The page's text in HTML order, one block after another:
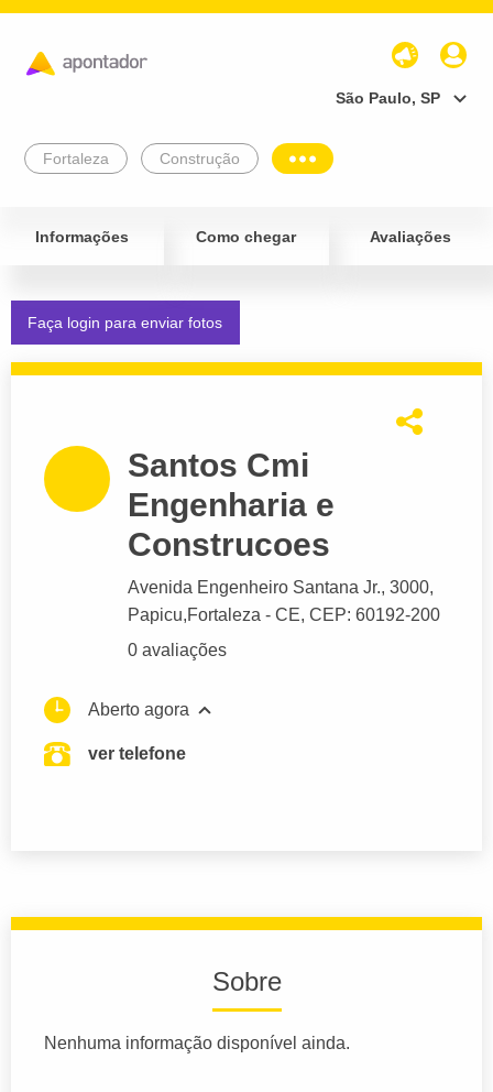
São Paulo, SP
Fortaleza Construção
Informações Como chegar Avaliações
Faça login para enviar fotos
Santos Cmi
Engenharia e
Construcoes
Avenida Engenheiro Santana Jr., 3000,
Papicu,Fortaleza - CE, CEP: 60192-200
0 avaliações
Aberto agora
ver telefone
Sobre
Nenhuma informação disponível ainda.